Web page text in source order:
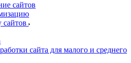
сайтов
сайтов
сайта для малого и среднего